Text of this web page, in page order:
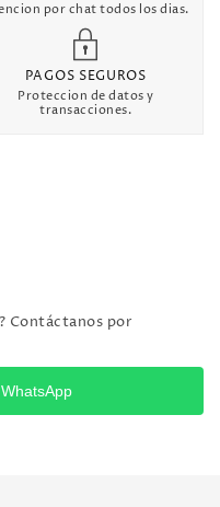
por chat todos los dias.
PAGOS SEGUROS
Proteccion de datos y
transacciones.
Contáctanos por